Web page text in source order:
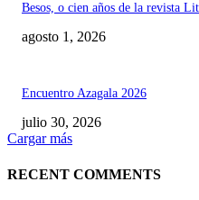
Besos, o cien años de la revista
agosto 1, 2026
Encuentro Azagala 2026
julio 30, 2026
Cargar más
RECENT COMMENTS